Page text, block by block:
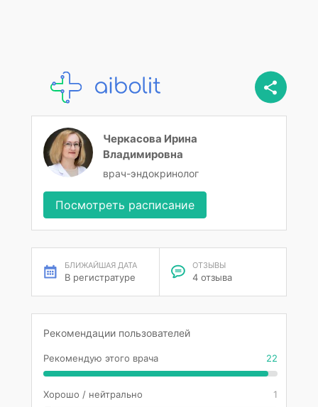
Черкасова Ирина
Владимировна
врач-эндокринолог
Посмотреть расписание
БЛИЖАЙШАЯ ДАТА
В регистратуре
ОТЗЫВЫ
4 отзыва
Рекомендации пользователей
Рекомендую этого врача 22
Хорошо / нейтрально 1